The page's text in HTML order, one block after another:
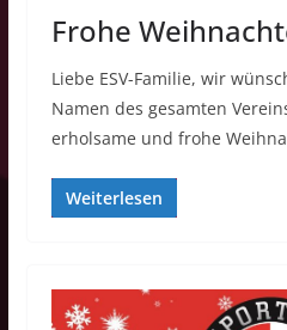
Frohe
Liebe ESV-Familie, wir
Namen des gesamten
erholsame und frohe
Weiterlesen